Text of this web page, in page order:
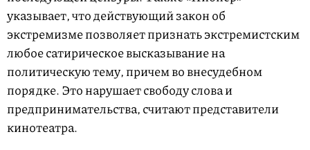
указывает, что действующий закон об
экстремизме позволяет признать экстремистским
любое сатирическое высказывание на
политическую тему, причем во внесудебном
порядке. Это нарушает свободу слова и
предпринимательства, считают представители
кинотеатра.